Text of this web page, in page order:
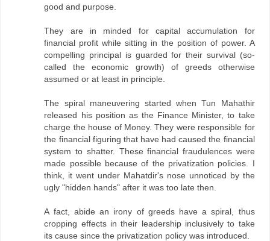
good and purpose.
They are in minded for capital accumulation for
financial profit while sitting in the position of power. A
compelling principal is guarded for their survival (so-
called the economic growth) of greeds otherwise
assumed or at least in principle.
The spiral maneuvering started when Tun Mahathir
released his position as the Finance Minister, to take
charge the house of Money. They were responsible for
the financial figuring that have had caused the financial
system to shatter. These financial fraudulences were
made possible because of the privatization policies. I
think, it went under Mahatdir's nose unnoticed by the
ugly "hidden hands" after it was too late then.
A fact, abide an irony of greeds have a spiral, thus
cropping effects in their leadership inclusively to take
its cause since the privatization policy was introduced.